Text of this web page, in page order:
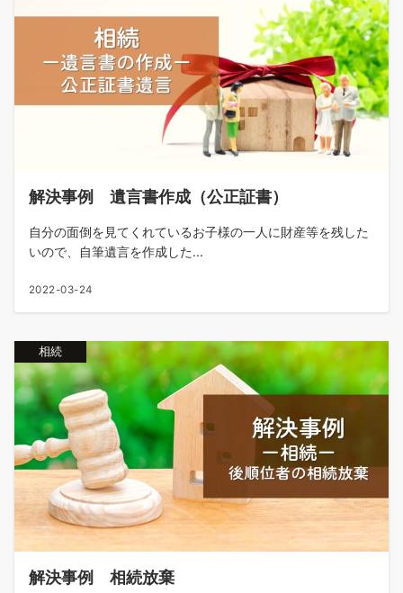
解決事例 遺言書作成（公正証書）
自分の面倒を見てくれているお子様の一人に財産等を残した
いので、自筆遺言を作成した...
2022-03-24
相続
解決事例 相続放棄